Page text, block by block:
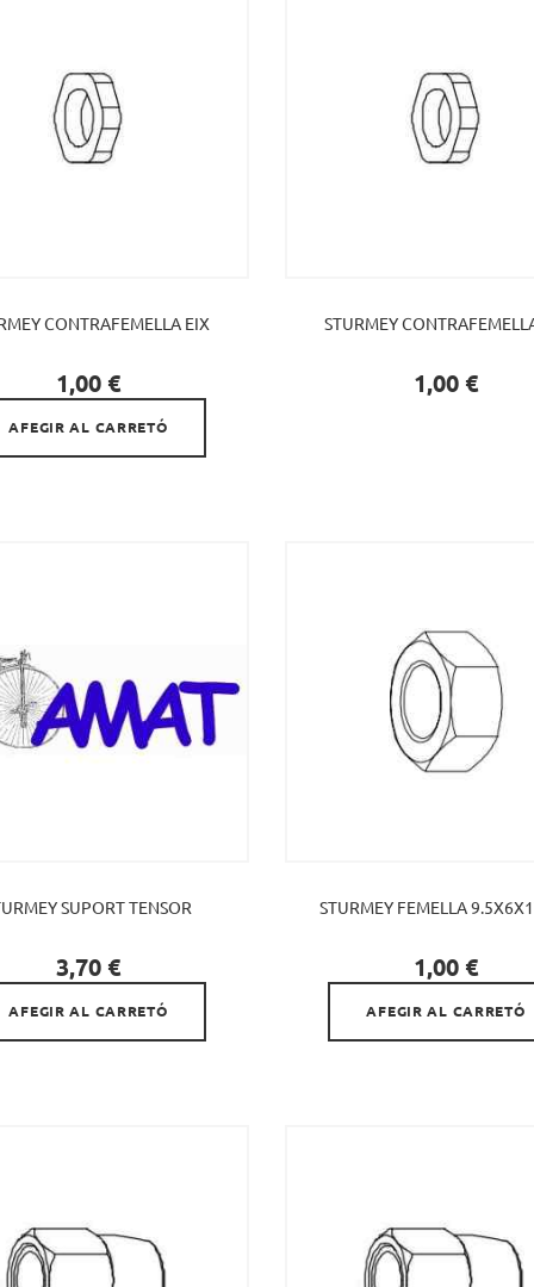
CONTRAFEMELLA EIX
Preu
1,00 €

AFEGIR AL CARRETÓ
STURMEY
Preu
1,00 €
SUPORT TENSOR
Preu
3,70 €

AFEGIR AL CARRETÓ
STURMEY FEMELLA
Preu
1,00 €

AFEGIR AL CARRETÓ